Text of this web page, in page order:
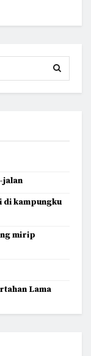
jalan
di kampungku
mirip
Lama